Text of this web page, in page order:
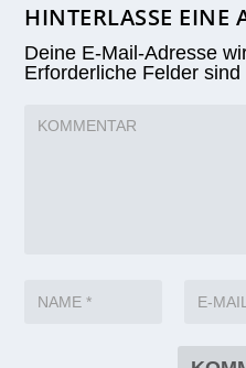
HINTERLASSE EINE
Deine E-Mail-Adresse
Erforderliche Felder